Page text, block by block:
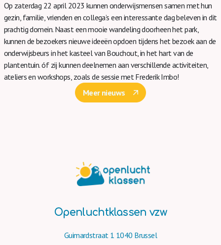
Op zaterdag 22 april 2023 kunnen onderwijsmensen samen met hun
gezin, familie, vrienden en collega’s een interessante dag beleven in dit
prachtig domein. Naast een mooie wandeling doorheen het park,
kunnen de bezoekers nieuwe ideeën opdoen tijdens het bezoek aan de
onderwijsbeurs in het kasteel van Bouchout, in het hart van de
plantentuin. óf zij kunnen deelnemen aan verschillende activiteiten,
ateliers en workshops, zoals de sessie met Frederik Imbo!
Meer nieuws
Openluchtklassen vzw
Guimardstraat 1 1040 Brussel